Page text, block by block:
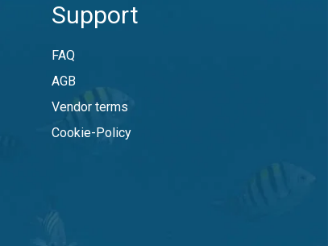
Support
FAQ
AGB
Vendor terms
Cookie-Policy